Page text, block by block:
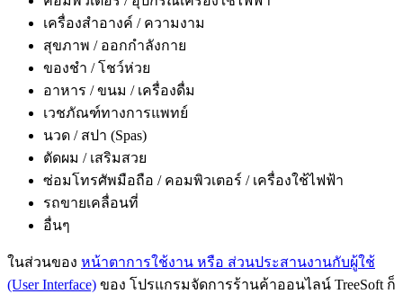
เครื่องสำอางค์ / ความงาม
สุขภาพ / ออกกำลังกาย
ของชำ / โชว์ห่วย
อาหาร / ขนม / เครื่องดื่ม
เวชภัณฑ์ทางการแพทย์
นวด / สปา (Spas)
ตัดผม / เสริมสวย
ซ่อมโทรศัพมือถือ / คอมพิวเตอร์ / เครื่องใช้ไฟฟ้า
รถขายเคลื่อนที่
อื่นๆ
ในส่วนของ หน้าตาการใช้งาน หรือ ส่วนประสานงานกับผู้ใช้
(User Interface) ของ โปรแกรมจัดการร้านค้าออนไลน์ TreeSoft ก็